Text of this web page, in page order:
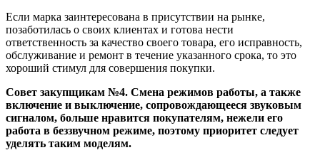
Если марка заинтересована в присутствии на рынке,
позаботилась о своих клиентах и готова нести
ответственность за качество своего товара, его исправность,
обслуживание и ремонт в течение указанного срока, то это
хороший стимул для совершения покупки.
Совет закупщикам №4. Смена режимов работы, а также
включение и выключение, сопровождающееся звуковым
сигналом, больше нравится покупателям, нежели его
работа в беззвучном режиме, поэтому приоритет следует
уделять таким моделям.